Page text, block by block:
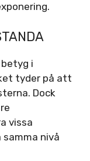
i
tyder på att
Dock
vissa
nivå